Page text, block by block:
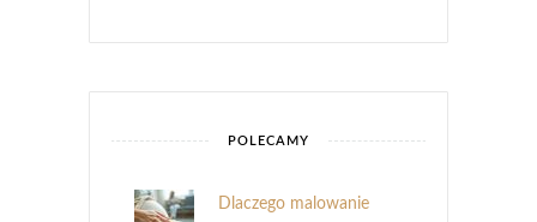
POLECAMY
Dlaczego malowanie